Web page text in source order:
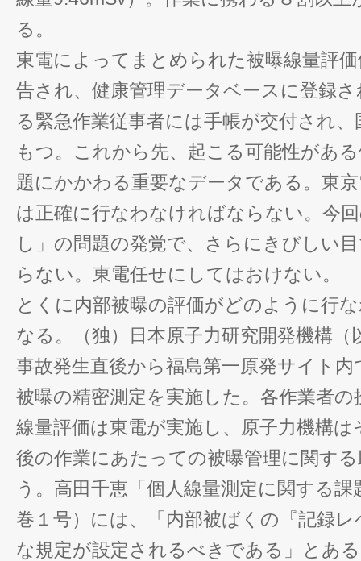
る。
東電によってまとめられた被曝線量評
告され、健康管理データベースに登録
る緊急作業従事者には手帳が交付され
もつ。これから先、起こる可能性があ
題にかかわる重要なデータである。東
は正確に行なわなければならない。今
し」の問題の発覚で、さらにきびしい
らない。東電任せにしてはおけない。
とくに内部被曝の評価がどのように行
なる。（独）日本原子力研究開発機構（
事故発生直後から福島第一原発サイト
被曝の精密測定を実施した。各作業者
線量評価は東電が実施し、原子力機構
後の作業にあたっての被曝管理に関す
う。高田千恵「個人線量測定に関する
巻１号）には、「内部被ばくの『記録
な規定が設定されるべきである」とあ